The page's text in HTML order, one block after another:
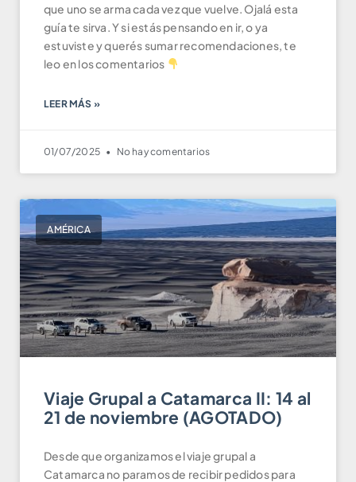
que uno se arma cada vez que vuelve. Ojalá esta
guía te sirva. Y si estás pensando en ir, o ya
estuviste y querés sumar recomendaciones, te
leo en los comentarios
LEER MÁS »
01/07/2025 No hay comentarios
AMÉRICA
Viaje Grupal a Catamarca II: 14 al
21 de noviembre (AGOTADO)
Desde que organizamos el viaje grupal a
Catamarca no paramos de recibir pedidos para